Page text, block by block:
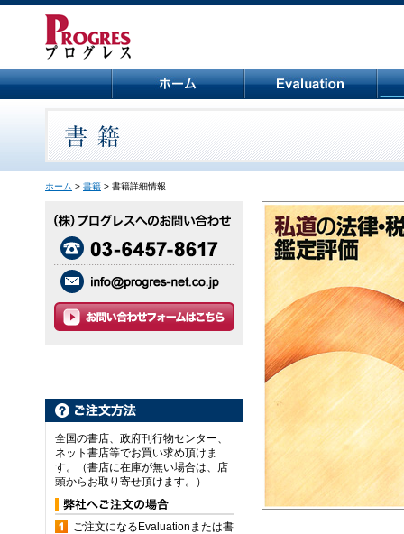
ホーム > 書籍 > 書籍詳細情報
全国の書店、政府刊行物センター、
ネット書店等でお買い求め頂けま
す。（書店に在庫が無い場合は、店
頭からお取り寄せ頂けます。）
ご注文になるEvaluationまたは書